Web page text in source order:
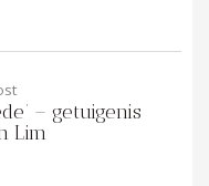
– getuigenis
Lim